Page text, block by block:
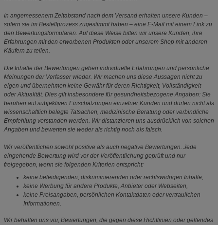
In angemessenem Zeitabstand nach dem Versand erhalten unsere Kunden –
sofern sie im Bestellprozess zugestimmt haben – eine E-Mail mit einem Link zu
den Bewertungsformularen. Auf diese Weise bitten wir unsere Kunden, ihre
Erfahrungen mit den erworbenen Produkten oder unserem Shop mit anderen
Käufern zu teilen.
Die Inhalte der Bewertungen geben individuelle Erfahrungen und persönliche
Meinungen der Verfasser wieder. Wir machen uns diese Aussagen nicht zu
eigen und übernehmen keine Gewähr für deren Richtigkeit, Vollständigkeit
oder Aktualität. Dies gilt insbesondere für gesundheitsbezogene Angaben: Sie
beruhen auf subjektiven Einschätzungen einzelner Kunden und dürfen nicht als
wissenschaftlich belegte Tatsachen, medizinische Beratung oder verbindliche
Empfehlung verstanden werden. Wir distanzieren uns ausdrücklich von solchen
Angaben und bewerten sie weder als richtig noch als falsch.
Wir veröffentlichen sowohl positive als auch negative Bewertungen. Jede
eingehende Bewertung wird vor der Veröffentlichung geprüft und nur
freigegeben, wenn sie folgenden Kriterien entspricht:
keine beleidigenden, diskriminierenden oder rechtswidrigen Inhalte,
keine Werbung für andere Produkte, Anbieter oder Webseiten,
keine Preisangaben, persönlichen Kontaktdaten oder vertraulichen
Informationen.
Wir behalten uns vor, Bewertungen, die gegen diese Richtlinien oder geltendes